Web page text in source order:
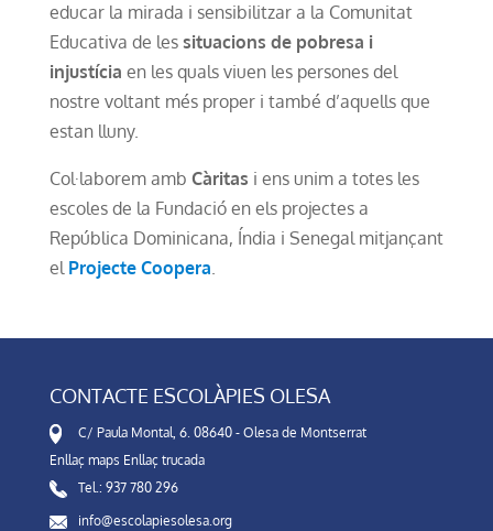
educar la mirada i sensibilitzar a la Comunitat
Educativa de les situacions de pobresa i
injustícia en les quals viuen les persones del
nostre voltant més proper i també d’aquells que
estan lluny.
Col·laborem amb Càritas i ens unim a totes les
escoles de la Fundació en els projectes a
República Dominicana, Índia i Senegal mitjançant
el Projecte Coopera.
CONTACTE ESCOLÀPIES OLESA
C/ Paula Montal, 6. 08640 - Olesa de Montserrat
Enllaç maps
Tel.: 937 780 296
Enllaç trucada
info@escolapiesolesa.org